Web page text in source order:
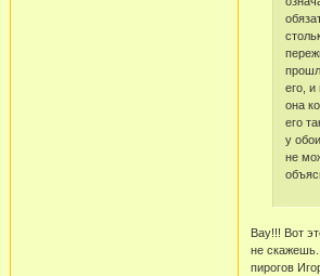
его, и
она
его
у
не
Вау!!! Вот
не
пирогов